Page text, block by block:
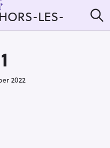
LES-
e
2022